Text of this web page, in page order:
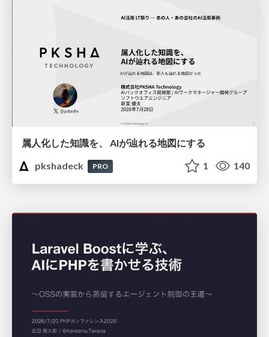
属人化した知識を、 AIが辿れる地図にする
pkshadeck
PRO 1 140